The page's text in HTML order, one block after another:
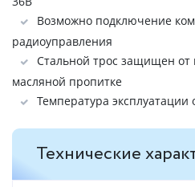
Возможно подключение
радиоуправления
Стальной трос защищен от
масляной пропитке
Температура эксплуатации
Технические